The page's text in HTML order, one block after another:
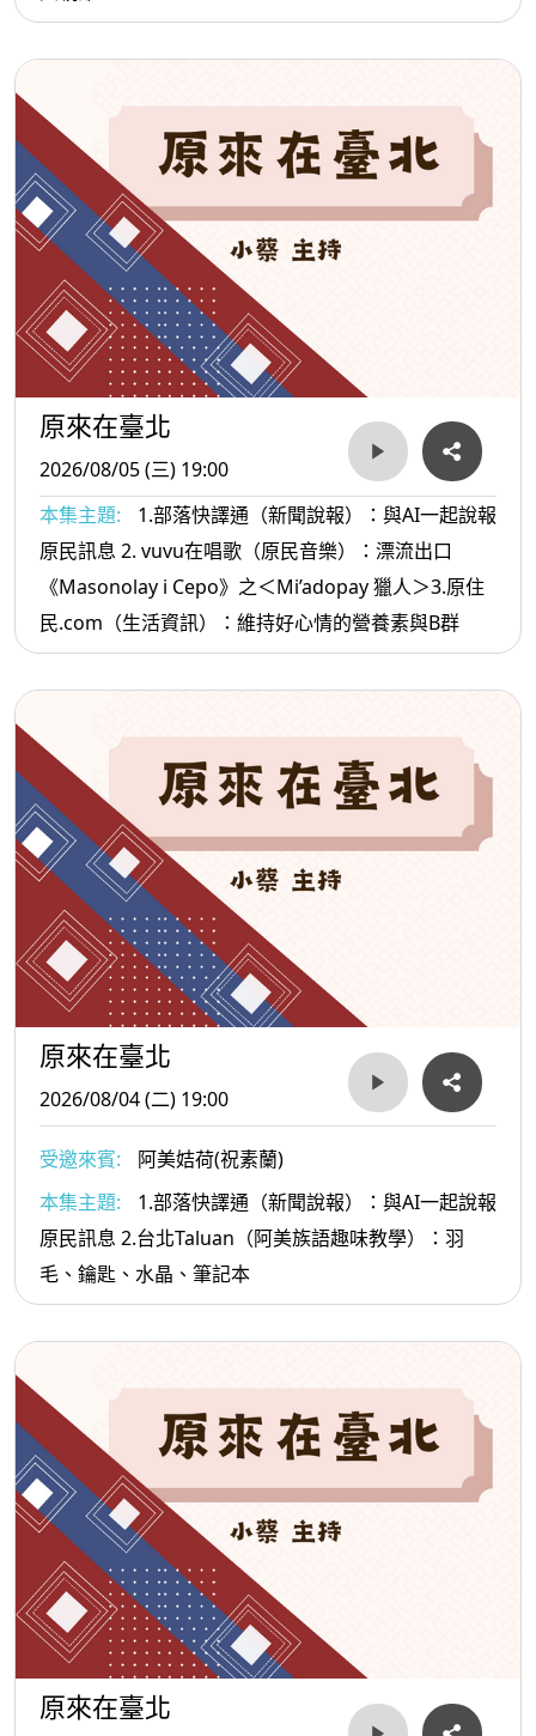
原來在臺北
2026/08/05 (三) 19:00
本集主題:
1.部落快譯通（新聞說報）：與AI一起說報
原民訊息 2. vuvu在唱歌（原民音樂）：漂流出口
《Masonolay i Cepo》之＜Mi’adopay 獵人＞3.原住
民.com（生活資訊）：維持好心情的營養素與B群
原來在臺北
2026/08/04 (二) 19:00
受邀來賓:
阿美姞荷(祝素蘭)
本集主題:
1.部落快譯通（新聞說報）：與AI一起說報
原民訊息 2.台北Taluan（阿美族語趣味教學）：羽
毛、鑰匙、水晶、筆記本
原來在臺北